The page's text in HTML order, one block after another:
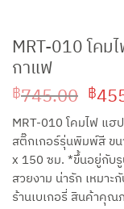
MRT-010 โคม
กาแฟ
฿745.00
was:
฿
฿
MRT-010 โคมไฟ แฮ
สติ๊กเกอร์รุ่นพิมพ์สี ข
x 150 ซม. *ขึ้นอยู่กับ
สวยงาม น่ารัก เหมา
ร้านเบเกอรี่ สินค้าคุณ